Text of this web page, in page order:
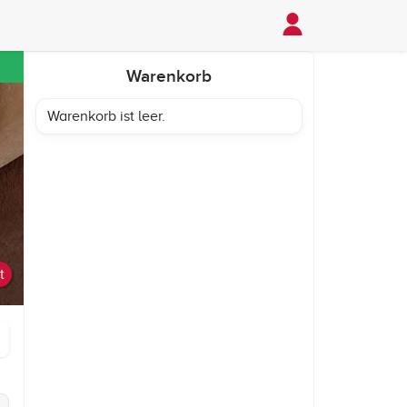
Warenkorb
Warenkorb ist leer.